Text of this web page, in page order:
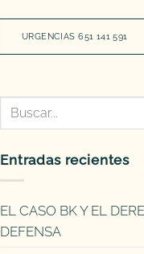
URGENCIAS 651 141 591
Entradas recientes
EL CASO BK Y EL
DEFENSA